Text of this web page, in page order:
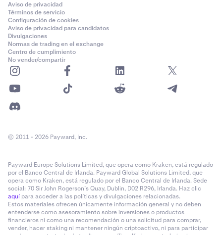
Aviso de privacidad
Términos de servicio
Configuración de cookies
Aviso de privacidad para candidatos
Divulgaciones
Normas de trading en el exchange
Centro de cumplimiento
No vender/compartir
© 2011 - 2026 Payward, Inc.
Payward Europe Solutions Limited, que opera como Kraken, está regulado
por el Banco Central de Irlanda. Payward Global Solutions Limited, que
opera como Kraken, está regulado por el Banco Central de Irlanda. Sede
social: 70 Sir John Rogerson’s Quay, Dublin, D02 R296, Irlanda. Haz clic
aquí para acceder a las políticas y divulgaciones relacionadas.
Estos materiales ofrecen únicamente información general y no deben
entenderse como asesoramiento sobre inversiones o productos
financieros ni como una recomendación o una solicitud para comprar,
vender, hacer staking ni mantener ningún criptoactivo, ni para participar